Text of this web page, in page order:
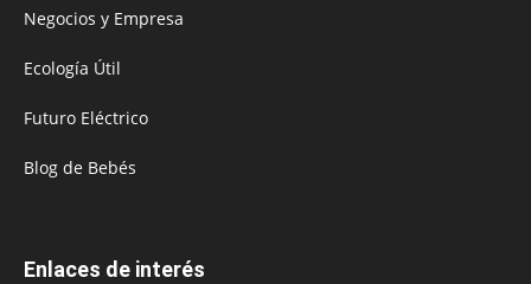
Negocios y Empresa
Ecología Útil
Futuro Eléctrico
Blog de Bebés
Enlaces de interés